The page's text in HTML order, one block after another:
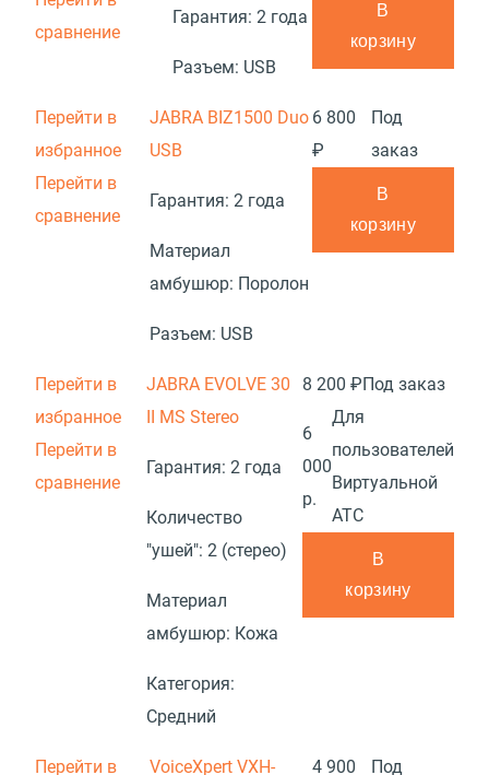
сравнение
Гарантия: 2 года
Разъем: USB
В
корзину
Перейти в
избранное
Перейти в
сравнение
JABRA BIZ1500 Duo
USB
Гарантия: 2 года
Материал
амбушюр: Поролон
Разъем: USB
6 800
₽
Под
заказ
В
корзину
Перейти в
избранное
Перейти в
сравнение
JABRA EVOLVE 30
II MS Stereo
Гарантия: 2 года
Количество
"ушей": 2 (стерео)
Материал
амбушюр: Кожа
Категория:
Средний
8 200 ₽Под заказ
6
000
р.
Для
пользователей
Виртуальной
АТС
В
корзину
Перейти в
VoiceXpert VXH-
4 900
Под